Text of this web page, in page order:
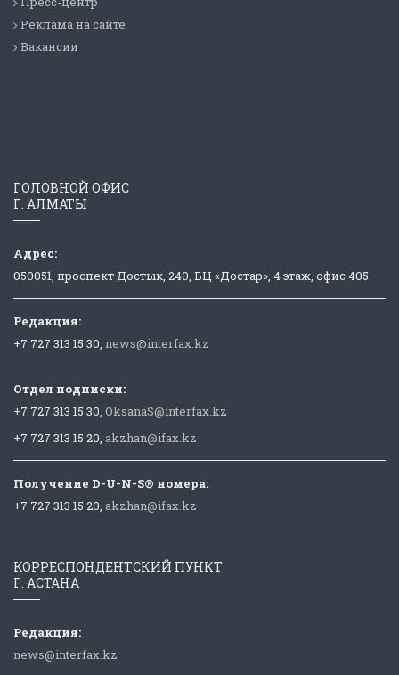
Реклама на сайте
Вакансии
ГОЛОВНОЙ ОФИС
Г. АЛМАТЫ
Адрес:
050051, проспект Достык, 240, БЦ «Достар», 4 этаж, офис 405
Редакция:
+7 727 313 15 30, news@interfax.kz
Отдел подписки:
+7 727 313 15 30, OksanaS@interfax.kz
+7 727 313 15 20, akzhan@ifax.kz
Получение D-U-N-S® номера:
+7 727 313 15 20, akzhan@ifax.kz
КОРРЕСПОНДЕНТСКИЙ ПУНКТ
Г. АСТАНА
Редакция:
news@interfax.kz